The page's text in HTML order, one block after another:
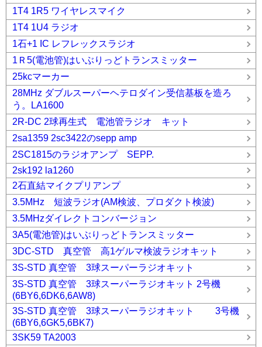
1T4 1R5 ワイヤレスマイク
1T4 1U4 ラジオ
1石+1 IC レフレックスラジオ
1Ｒ5(電池管)はいぶりっどトランスミッター
25kcマーカー
28MHz ダブルスーパーヘテロダイン受信基板を造ろ
う。LA1600
2R-DC 2球再生式 電池管ラジオ キット
2sa1359 2sc3422のsepp amp
2SC1815のラジオアンプ SEPP.
2sk192 la1260
2石直結マイクプリアンプ
3.5MHz 短波ラジオ(AM検波、プロダクト検波)
3.5MHzダイレクトコンバージョン
3A5(電池管)はいぶりっどトランスミッター
3DC-STD 真空管 高1ゲルマ検波ラジオキット
3S-STD 真空管 3球スーパーラジオキット
3S-STD 真空管 3球スーパーラジオキット 2号機
(6BY6,6DK6,6AW8)
3S-STD 真空管 3球スーパーラジオキット 3号機
(6BY6,6GK5,6BK7)
3SK59 TA2003